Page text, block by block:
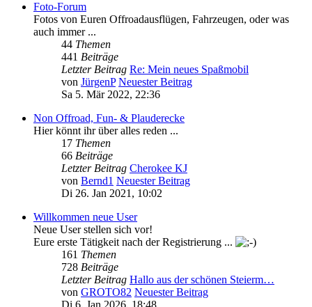
Foto-Forum
Fotos von Euren Offroadausflügen, Fahrzeugen, oder was
auch immer ...
44 Themen
441 Beiträge
Letzter Beitrag Re: Mein neues Spaßmobil
von JürgenP Neuester Beitrag
Sa 5. Mär 2022, 22:36
Non Offroad, Fun- & Plauderecke
Hier könnt ihr über alles reden ...
17 Themen
66 Beiträge
Letzter Beitrag Cherokee KJ
von Bernd1 Neuester Beitrag
Di 26. Jan 2021, 10:02
Willkommen neue User
Neue User stellen sich vor!
Eure erste Tätigkeit nach der Registrierung ...
161 Themen
728 Beiträge
Letzter Beitrag Hallo aus der schönen Steierm…
von GROTO82 Neuester Beitrag